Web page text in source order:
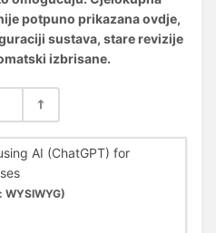
potpuno prikazana ovdje,
sustava, stare revizije
izbrisane.
AI (ChatGPT) for
WYSIWYG)